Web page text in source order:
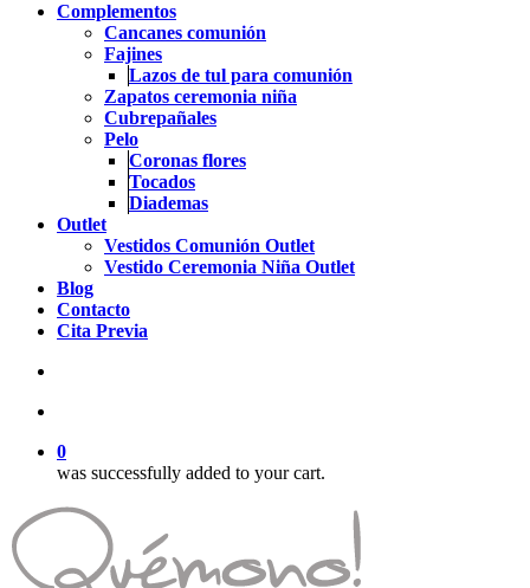
Complementos
Cancanes comunión
Fajines
Lazos de tul para comunión
Zapatos ceremonia niña
Cubrepañales
Pelo
Coronas flores
Tocados
Diademas
Outlet
Vestidos Comunión Outlet
Vestido Ceremonia Niña Outlet
Blog
Contacto
Cita Previa
0
was successfully added to your cart.